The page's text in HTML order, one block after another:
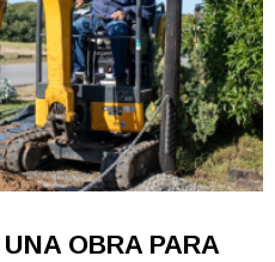
OBRA PARA